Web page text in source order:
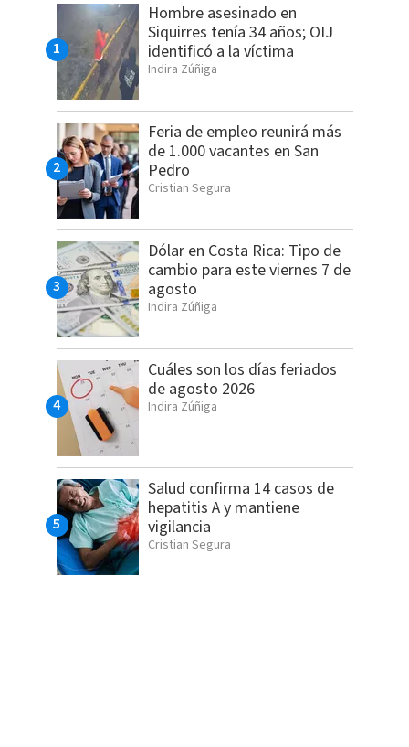
Hombre asesinado en
Siquirres tenía 34 años; OIJ
identificó a la víctima
Indira Zúñiga
Feria de empleo reunirá más
de 1.000 vacantes en San
Pedro
Cristian Segura
Dólar en Costa Rica: Tipo de
cambio para este viernes 7 de
agosto
Indira Zúñiga
Cuáles son los días feriados
de agosto 2026
Indira Zúñiga
Salud confirma 14 casos de
hepatitis A y mantiene
vigilancia
Cristian Segura